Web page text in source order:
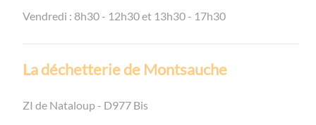
Vendredi : 8h30 - 12h30 et 13h30 - 17h30
La déchetterie de Montsauche
ZI de Nataloup - D977 Bis